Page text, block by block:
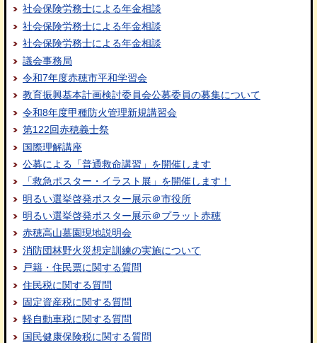
社会保険労務士による年金相談
社会保険労務士による年金相談
社会保険労務士による年金相談
議会事務局
令和7年度赤穂市平和学習会
教育振興基本計画検討委員会公募委員の募集について
令和8年度甲種防火管理新規講習会
第122回赤穂義士祭
国際理解講座
公募による「普通救命講習」を開催します
「救急ポスター・イラスト展」を開催します！
明るい選挙啓発ポスター展示＠市役所
明るい選挙啓発ポスター展示＠プラット赤穂
赤穂高山墓園現地説明会
消防団林野火災想定訓練の実施について
戸籍・住民票に関する質問
住民税に関する質問
固定資産税に関する質問
軽自動車税に関する質問
国民健康保険税に関する質問